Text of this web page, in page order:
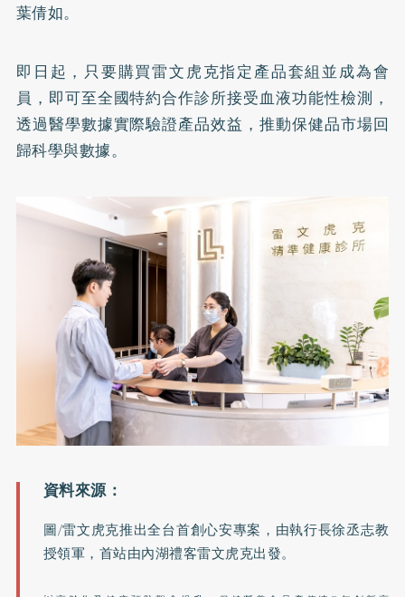
葉倩如。
即日起，只要購買雷文虎克指定產品套組並成為會
員，即可至全國特約合作診所接受血液功能性檢測，
透過醫學數據實際驗證產品效益，推動保健品市場回
歸科學與數據。
圖/雷文虎克推出全台首創心安專案，由執行長徐丞志教
授領軍，首站由內湖禮客雷文虎克出發。